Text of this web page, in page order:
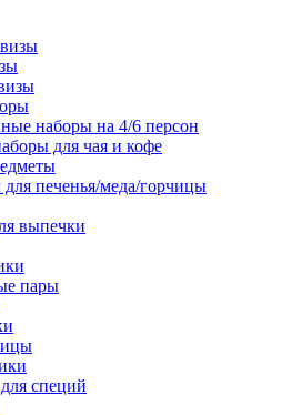
наборы на 4/6 персон
для чая и кофе
печенья/меда/горчицы
выпечки
пары
специй